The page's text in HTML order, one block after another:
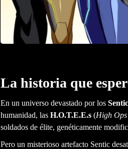
La historia que
En un universo devastado por los
humanidad, las H.O.T.E.E.s (High
soldados de élite, genéticamente
Pero un misterioso artefacto Sentic